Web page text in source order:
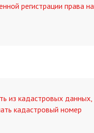
регистрации права на
из кадастровых данных,
кадастровый номер